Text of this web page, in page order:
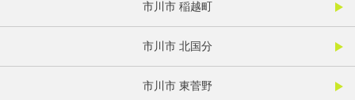
市川市 稲越町
市川市 北国分
市川市 東菅野